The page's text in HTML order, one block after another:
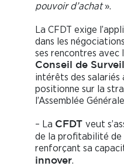
pouvoir d’achat».
La CFDT exige
dans les
ses rencontres
Conseil de
intérêts des salariés
positionne sur la
l’Assemblée
– La CFDT veut
de la profitabilité de
renforçant sa
innover.